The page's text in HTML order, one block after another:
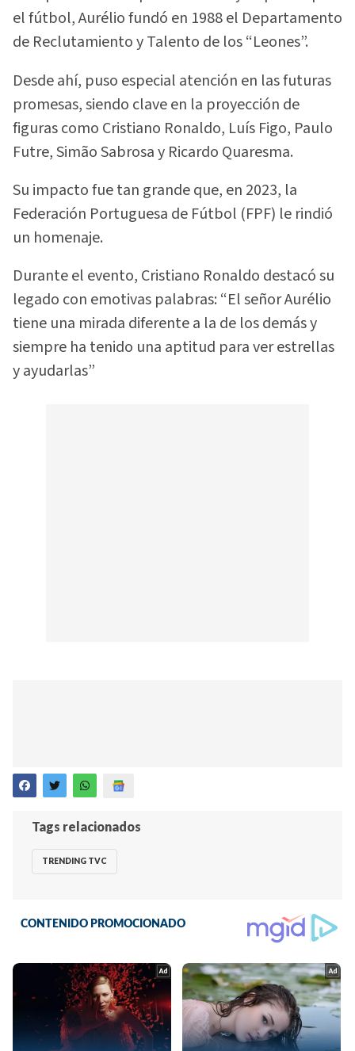
el fútbol, ​​Aurélio fundó en 1988 el Departamento
de Reclutamiento y Talento de los “Leones”.
Desde ahí, puso especial atención en las futuras
promesas, siendo clave en la proyección de
figuras como Cristiano Ronaldo, Luís Figo, Paulo
Futre, Simão Sabrosa y Ricardo Quaresma.
Su impacto fue tan grande que, en 2023, la
Federación Portuguesa de Fútbol (FPF) le rindió
un homenaje.
Durante el evento, Cristiano Ronaldo destacó su
legado con emotivas palabras: “El señor Aurélio
tiene una mirada diferente a la de los demás y
siempre ha tenido una aptitud para ver estrellas
y ayudarlas”
Tags relacionados
TRENDING TVC